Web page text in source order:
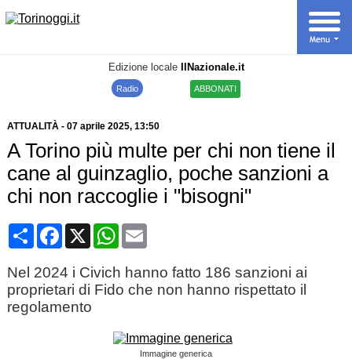
Edizione locale IlNazionale.it
Radio ABBONATI
ATTUALITÀ- 07 aprile 2025, 13:50
A Torino più multe per chi non tiene il
cane al guinzaglio, poche sanzioni a
chi non raccoglie i "bisogni"
CondividiFacebook
X WhatsApp
Email
Nel 2024 i Civich hanno fatto 186 sanzioni ai
proprietari di Fido che non hanno rispettato il
regolamento
Immagine generica